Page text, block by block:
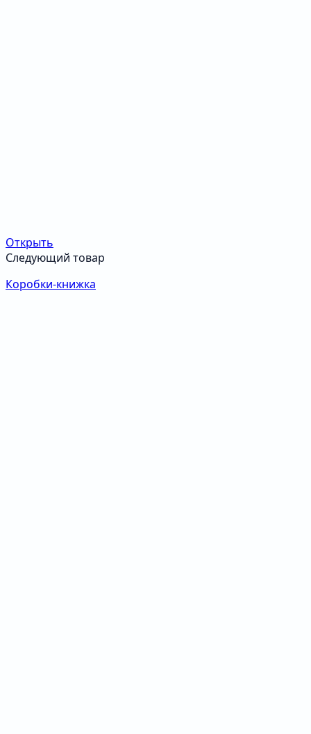
Открыть
Следующий товар
Коробки-книжка